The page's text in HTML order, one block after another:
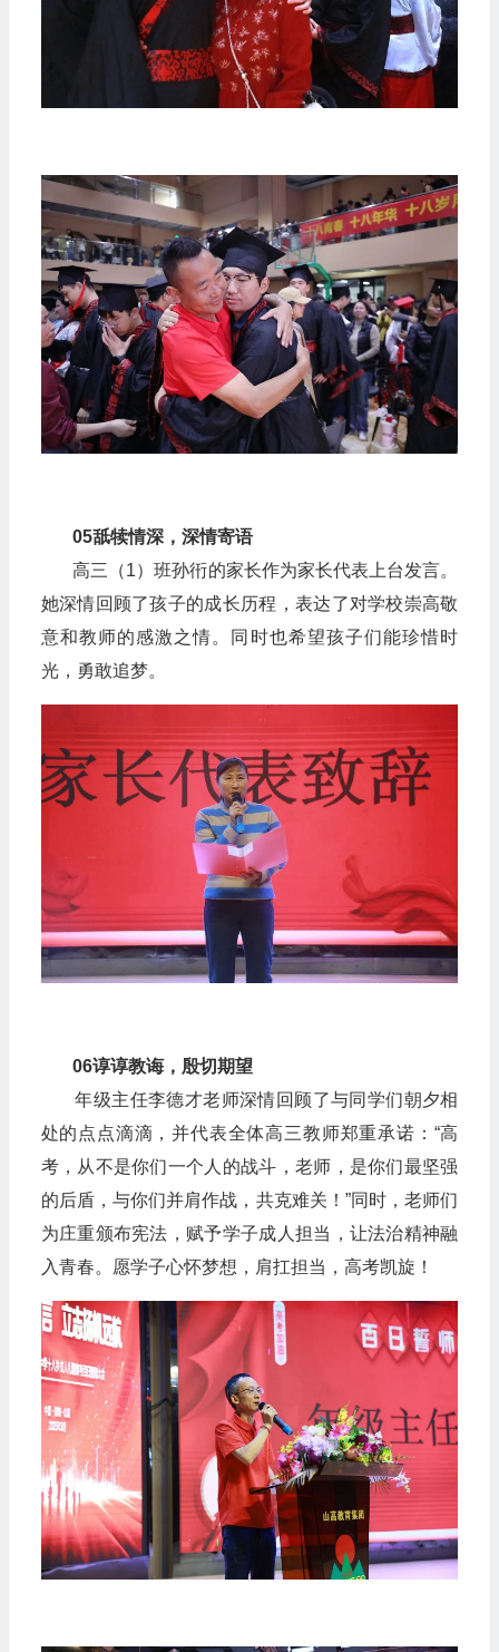
05舐犊情深，深情寄语
高三（1）班孙衎的家长作为家长代表上台发言。
她深情回顾了孩子的成长历程，表达了对学校崇高敬
意和教师的感激之情。同时也希望孩子们能珍惜时
光，勇敢追梦。
06谆谆教诲，殷切期望
年级主任李德才老师深情回顾了与同学们朝夕相
处的点点滴滴，并代表全体高三教师郑重承诺：“高
考，从不是你们一个人的战斗，老师，是你们最坚强
的后盾，与你们并肩作战，共克难关！”同时，老师们
为庄重颁布宪法，赋予学子成人担当，让法治精神融
入青春。愿学子心怀梦想，肩扛担当，高考凯旋！